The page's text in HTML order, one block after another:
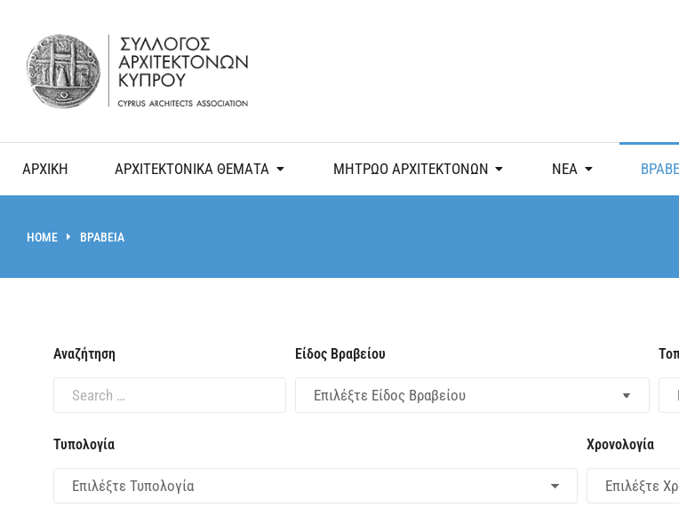
ΑΡΧΙΚΗ ΑΡΧΙΤΕΚΤΟΝΙΚΑ ΘΕΜΑΤΑ ΜΗΤΡΩΟ ΑΡΧΙΤΕΚΤΟΝΩΝ ΝΕΑ
You are here:
HOME ΒΡΑΒΕΙΑ
Αναζήτηση Είδος Βραβείου
Τυπολογία Χρονολογία